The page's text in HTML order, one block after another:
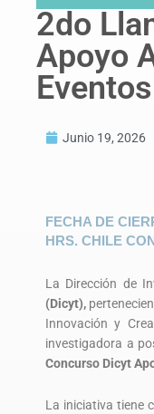
2do
Apoyo
Junio 19, 2026
FECHA DE
HRS. CHILE
La Dirección de
(Dicyt),
Innovación y
investigadora a
Concurso Dicyt
La iniciativa tiene